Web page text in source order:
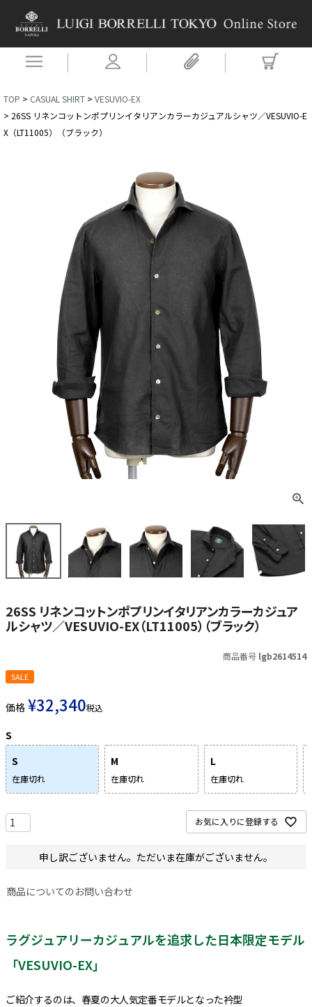
TOP CASUAL SHIRT
VESUVIO-EX
26SS リネンコットンポプリンイタリアンカラーカジュアルシャツ／VESUVIO-E
X（LT11005）（ブラック）
26SS リネンコットンポプリンイタリアンカラーカジュア
ルシャツ／VESUVIO-EX（LT11005）（ブラック）
商品番号 lgb2614514
SALE
価格 ¥32,340税込
S
S
在庫切れ
M
在庫切れ
L
在庫切れ
お気に入りに登録する
申し訳ございません。ただいま在庫がございません。
商品についてのお問い合わせ
ラグジュアリーカジュアルを追求した日本限定モデル
「VESUVIO-EX」
ご紹介するのは、春夏の大人気定番モデルとなった衿型